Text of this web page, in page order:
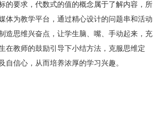
的要求，代数式的值的概念属于了解内容，所
体为教学平台，通过精心设计的问题串和活动
造思维兴奋点，让学生脑、嘴、手动起来，充
在教师的鼓励引导下小结方法，克服思维定
信心，从而培养浓厚的学习兴趣。